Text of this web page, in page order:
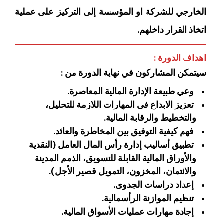
الخارجي للشركة او المؤسسة إلى التركيز على عملية
اتخاذ القرار داخلهم.
اهداف الدورة :
سيتمكن المشاركون في نهاية الدورة من :
وعي طبيعة الإدارة المالية المعاصرة.
تعزيز الابداع في المهارات اللازمة للتحليل،
والتخطيط والرقابة المالية.
فهم كيفية التوفيق بين المخاطرة والعائد.
تطبيق أساليب إدارة رأس المال العامل (النقدية
والأوراق المالية القابلة للتسويق، الذمم المدينة
والائتمان، المخزون، التمويل قصير الأجل).
إعداد دراسات الجدوى.
تنظيم الموازنة الرأسمالية.
إجادة مهارات عمليات الأسواق المالية.